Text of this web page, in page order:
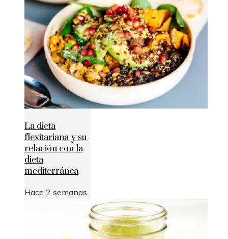
La dieta
flexitariana y su
relación con la
dieta
mediterránea
Hace 2 semanas